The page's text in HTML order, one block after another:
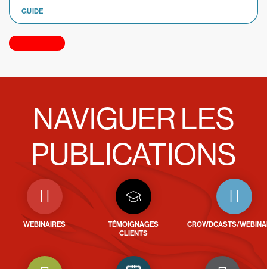
GUIDE
NAVIGUER LES
PUBLICATIONS
WEBINAIRES
TÉMOIGNAGES
CLIENTS
CROWDCASTS/